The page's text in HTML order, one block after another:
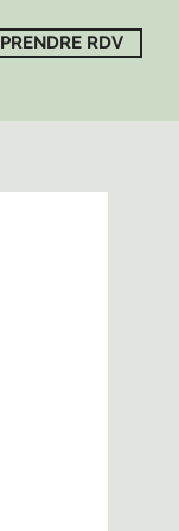
PRENDRE RDV